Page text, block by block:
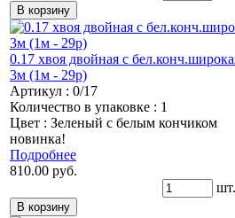
0.17 хвоя двойная с
3м (1м - 29р)
Артикул : 0/17
Количество в упаковке : 1
Цвет : Зеленый с белым кончиком
новинка!
Подробнее
810.00 руб.
шт.